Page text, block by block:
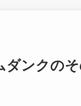
ダンクの